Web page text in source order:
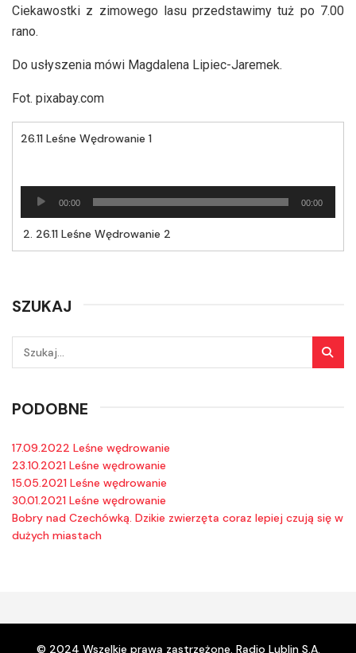
Ciekawostki z zimowego lasu przedstawimy tuż po 7.00
rano.
Do usłyszenia mówi Magdalena Lipiec-Jaremek.
Fot. pixabay.com
26.11 Leśne Wędrowanie 1
Odtwarzacz
plików
dźwiękowych
00:00 00:00
2. 26.11 Leśne Wędrowanie 2
SZUKAJ
PODOBNE
17.09.2022 Leśne wędrowanie
23.10.2021 Leśne wędrowanie
15.05.2021 Leśne wędrowanie
30.01.2021 Leśne wędrowanie
Bobry nad Czechówką. Dzikie zwierzęta coraz lepiej czują się w
dużych miastach
© 2024 Wszelkie prawa zastrzeżone. Radio Lublin S.A.